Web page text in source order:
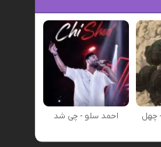
چهل
احمد سلو - چی شد